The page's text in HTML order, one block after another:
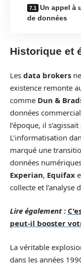
Un appel à
de données
Historique et
Les data brokers
existence remonte
comme Dun &
données
l’époque, il
L’informatisation
marqué une
données
Experian, Equifax
collecte et l’analyse
Lire également :
peut-il booster
La véritable
dans les années